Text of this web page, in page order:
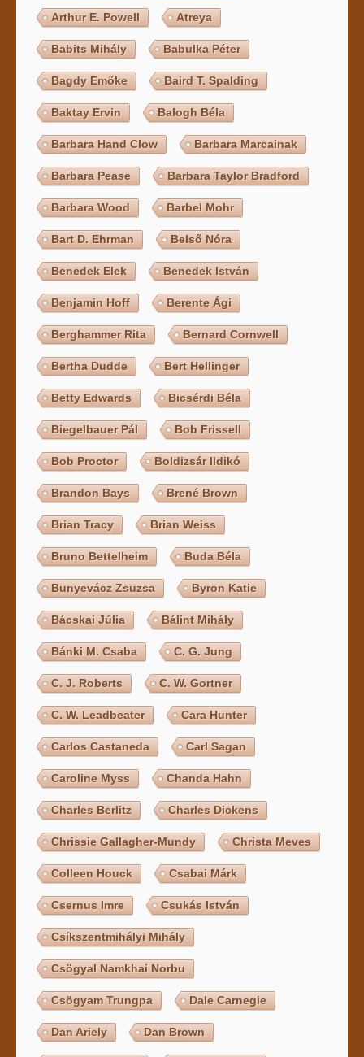
Arthur E. Powell Atreya
Babits Mihály Babulka Péter
Bagdy Emőke Baird T. Spalding
Baktay Ervin Balogh Béla
Barbara Hand Clow Barbara Marcainak
Barbara Pease Barbara Taylor Bradford
Barbara Wood Barbel Mohr
Bart D. Ehrman Belső Nóra
Benedek Elek Benedek István
Benjamin Hoff Berente Ági
Berghammer Rita Bernard Cornwell
Bertha Dudde Bert Hellinger
Betty Edwards Bicsérdi Béla
Biegelbauer Pál Bob Frissell
Bob Proctor Boldizsár Ildikó
Brandon Bays Brené Brown
Brian Tracy Brian Weiss
Bruno Bettelheim Buda Béla
Bunyevácz Zsuzsa Byron Katie
Bácskai Júlia Bálint Mihály
Bánki M. Csaba C. G. Jung
C. J. Roberts C. W. Gortner
C. W. Leadbeater Cara Hunter
Carlos Castaneda Carl Sagan
Caroline Myss Chanda Hahn
Charles Berlitz Charles Dickens
Chrissie Gallagher-Mundy Christa Meves
Colleen Houck Csabai Márk
Csernus Imre Csukás István
Csíkszentmihályi Mihály
Csögyal Namkhai Norbu
Csögyam Trungpa Dale Carnegie
Dan Ariely Dan Brown